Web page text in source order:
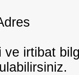
irtibat